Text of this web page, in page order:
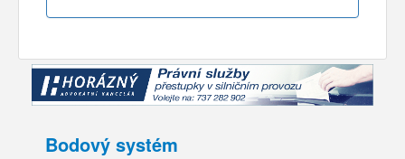
Bodový systém